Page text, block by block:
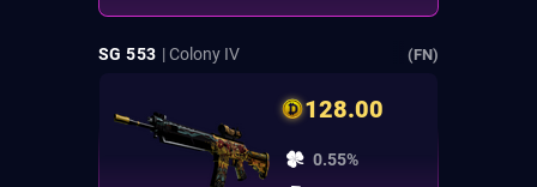
SG 553 | Colony IV (FN)
128.00
0.55%